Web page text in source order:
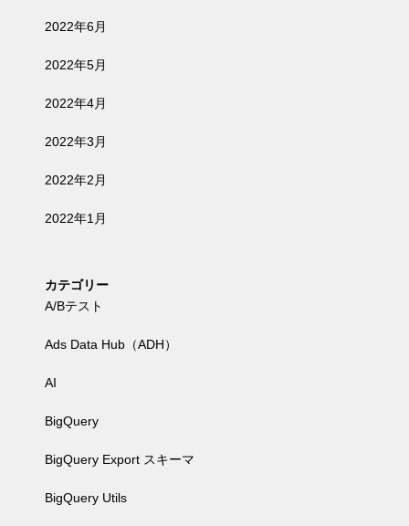
2022年6月
2022年5月
2022年4月
2022年3月
2022年2月
2022年1月
カテゴリー
A/Bテスト
Ads Data Hub（ADH）
AI
BigQuery
BigQuery Export スキーマ
BigQuery Utils